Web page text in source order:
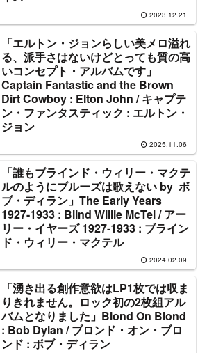
2023.12.21
「エルトン・ジョンらしい美メロ溢れ
る、派手さはないけどとっても質の高
いコンセプト・アルバムです」
Captain Fantastic and the Brown
Dirt Cowboy : Elton John / キャプテ
ン・ファンタスティック : エルトン・
ジョン
2025.11.06
「誰もブラインド・ウィリー・マクテ
ルのようにブルーズは歌えない by ボ
ブ・ディラン」The Early Years
1927-1933 : Blind Willie McTel / アー
リー・イヤーズ 1927-1933 : ブライン
ド・ウィリー・マクテル
2024.02.09
「湧き出る創作意欲はLP1枚では収ま
りきれません。ロック初の2枚組アル
バムとなりました」Blond On Blond
: Bob Dylan / ブロンド・オン・ブロ
ンド : ボブ・ディラン